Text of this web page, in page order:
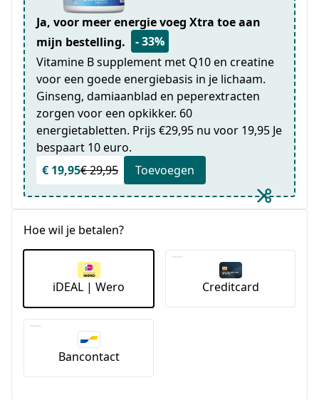
Ja, voor meer energie voeg Xtra toe aan
mijn bestelling.
- 33%
Vitamine B supplement met Q10 en creatine
voor een goede energiebasis in je lichaam.
Ginseng, damiaanblad en peperextracten
zorgen voor een opkikker. 60
energietabletten. Prijs €29,95 nu voor 19,95 Je
bespaart 10 euro.
€ 19,95€ 29,95 Toevoegen
Hoe wil je betalen?
iDEAL | Wero Creditcard
Bancontact